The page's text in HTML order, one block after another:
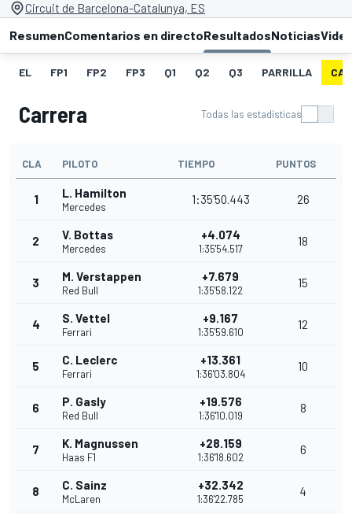
Circuit de Barcelona-Catalunya, ES
ResumenComentarios en directoResultadosNoticias
EL FP1 FP2 FP3 Q1 Q2 Q3 PARRILLA
Carrera Todas las estadísticas
CLA PILOTO TIEMPO PUNTOS
1 L. Hamilton
Mercedes
1:35'50.443 26
2 V. Bottas
Mercedes
+4.074
1:35'54.517
18
3 M. Verstappen
Red Bull
+7.679
1:35'58.122
15
4 S. Vettel
Ferrari
+9.167
1:35'59.610
12
5 C. Leclerc
Ferrari
+13.361
1:36'03.804
10
6 P. Gasly
Red Bull
+19.576
1:36'10.019
8
7 K. Magnussen
Haas F1
+28.159
1:36'18.602
6
8 C. Sainz
McLaren
+32.342
1:36'22.785
4